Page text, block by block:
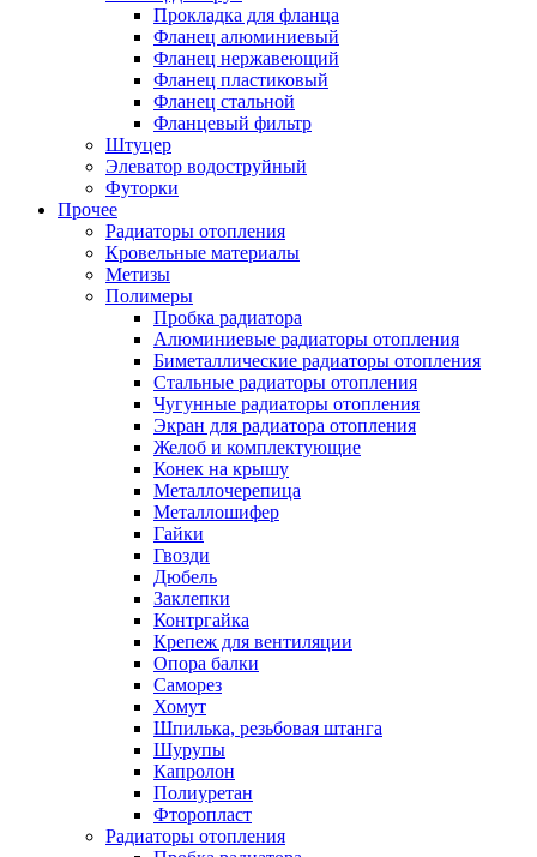
Прокладка для фланца
Фланец алюминиевый
Фланец нержавеющий
Фланец пластиковый
Фланец стальной
Фланцевый фильтр
Штуцер
Элеватор водоструйный
Футорки
Прочее
Радиаторы отопления
Кровельные материалы
Метизы
Полимеры
Пробка радиатора
Алюминиевые радиаторы отопления
Биметаллические радиаторы отопления
Стальные радиаторы отопления
Чугунные радиаторы отопления
Экран для радиатора отопления
Желоб и комплектующие
Конек на крышу
Металлочерепица
Металлошифер
Гайки
Гвозди
Дюбель
Заклепки
Контргайка
Крепеж для вентиляции
Опора балки
Саморез
Хомут
Шпилька, резьбовая штанга
Шурупы
Капролон
Полиуретан
Фторопласт
Радиаторы отопления